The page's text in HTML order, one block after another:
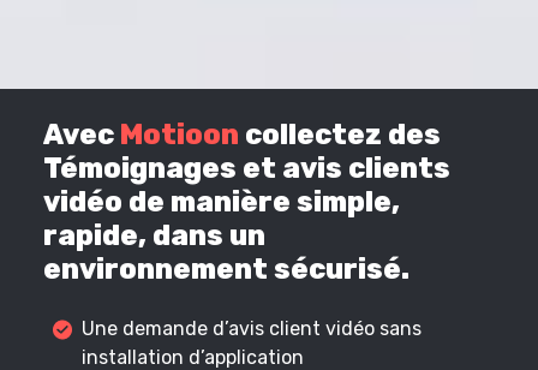
Avec Motioon collectez des
Témoignages et avis clients
vidéo de manière simple,
rapide, dans un
environnement sécurisé.
Une demande d’avis client vidéo sans
installation d’application